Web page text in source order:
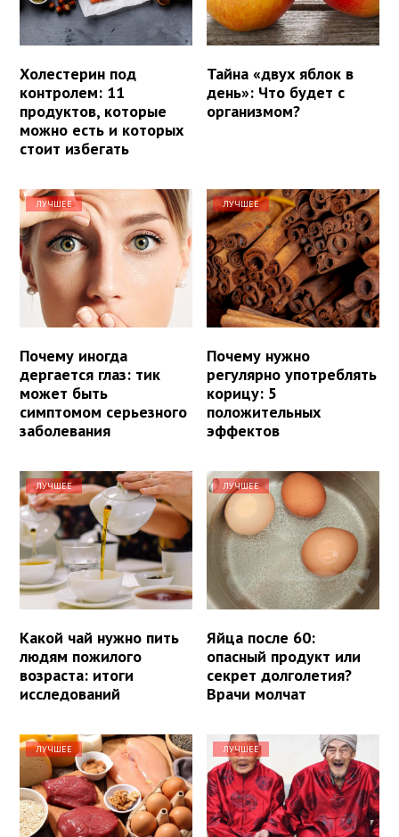
Холестерин под
контролем: 11
продуктов, которые
можно есть и которых
стоит избегать
Тайна «двух яблок в
день»: Что будет с
организмом?
ЛУЧШЕЕ
Почему иногда
дергается глаз: тик
может быть
симптомом серьезного
заболевания
ЛУЧШЕЕ
Почему нужно
регулярно употреблять
корицу: 5
положительных
эффектов
ЛУЧШЕЕ
Какой чай нужно пить
людям пожилого
возраста: итоги
исследований
ЛУЧШЕЕ
Яйца после 60:
опасный продукт или
секрет долголетия?
Врачи молчат
ЛУЧШЕЕ ЛУЧШЕЕ